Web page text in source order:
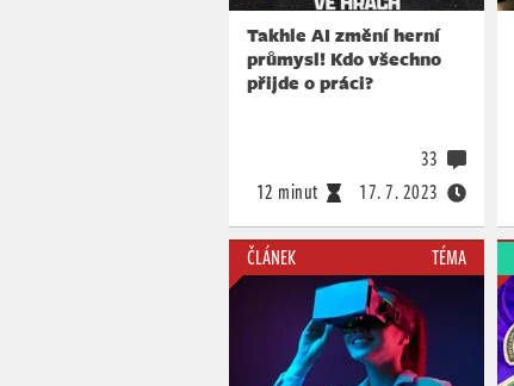
Takhle AI změní herní
průmysl! Kdo všechno
přijde o práci?
12 minut 17. 7. 2023
33
ČLÁNEK TÉMA